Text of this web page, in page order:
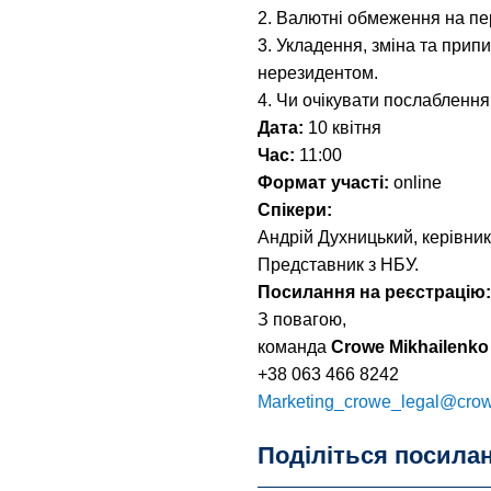
2. Валютні обмеження на
3. Укладення, зміна та
нерезидентом.
4. Чи очікувати
Дата: 10 квітня
Час: 11:00
Формат участі: onlinе
Спікери:
Андрій Духницький,
Представник з НБУ.
Посилання на реєстрацію:
З повагою,
командаCrowe Mikhailenko
+38 063 466 8242
Поділіться